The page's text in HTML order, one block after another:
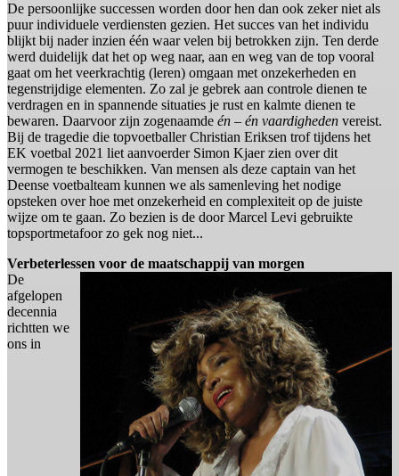
De persoonlijke successen worden door hen dan ook zeker niet als
puur individuele verdiensten gezien. Het succes van het individu
blijkt bij nader inzien één waar velen bij betrokken zijn. Ten derde
werd duidelijk dat het op weg naar, aan en weg van de top vooral
gaat om het veerkrachtig (leren) omgaan met onzekerheden en
tegenstrijdige elementen. Zo zal je gebrek aan controle dienen te
verdragen en in spannende situaties je rust en kalmte dienen te
bewaren. Daarvoor zijn zogenaamde én – én vaardigheden vereist.
Bij de tragedie die topvoetballer Christian Eriksen trof tijdens het
EK voetbal 2021 liet aanvoerder Simon Kjaer zien over dit
vermogen te beschikken. Van mensen als deze captain van het
Deense voetbalteam kunnen we als samenleving het nodige
opsteken over hoe met onzekerheid en complexiteit op de juiste
wijze om te gaan. Zo bezien is de door Marcel Levi gebruikte
topsportmetafoor zo gek nog niet...
Verbeterlessen voor de maatschappij van morgen
De
afgelopen
decennia
richtten we
ons in